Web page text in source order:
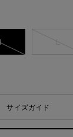
サイズガイド